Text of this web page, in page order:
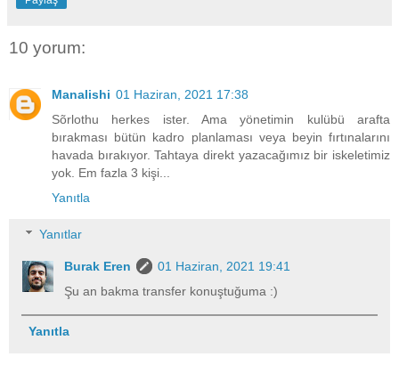
10 yorum:
Manalishi 01 Haziran, 2021 17:38
Sõrlothu herkes ister. Ama yönetimin kulübü arafta
bırakması bütün kadro planlaması veya beyin fırtınalarını
havada bırakıyor. Tahtaya direkt yazacağımız bir iskeletimiz
yok. Em fazla 3 kişi...
Yanıtla
Yanıtlar
Burak Eren
01 Haziran, 2021 19:41
Şu an bakma transfer konuştuğuma :)
Yanıtla